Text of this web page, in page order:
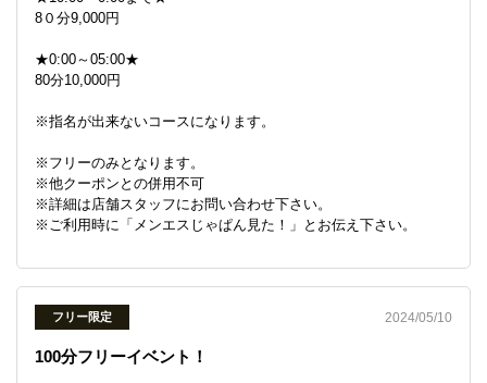
8０分9,000円
★0:00～05:00★
80分10,000円
※指名が出来ないコースになります。
フリーのみとなります。
他クーポンとの併用不可
詳細は店舗スタッフにお問い合わせ下さい。
ご利用時に「メンエスじゃぱん見た！」とお伝え下さい。
フリー限定 2024/05/10
100分フリーイベント！